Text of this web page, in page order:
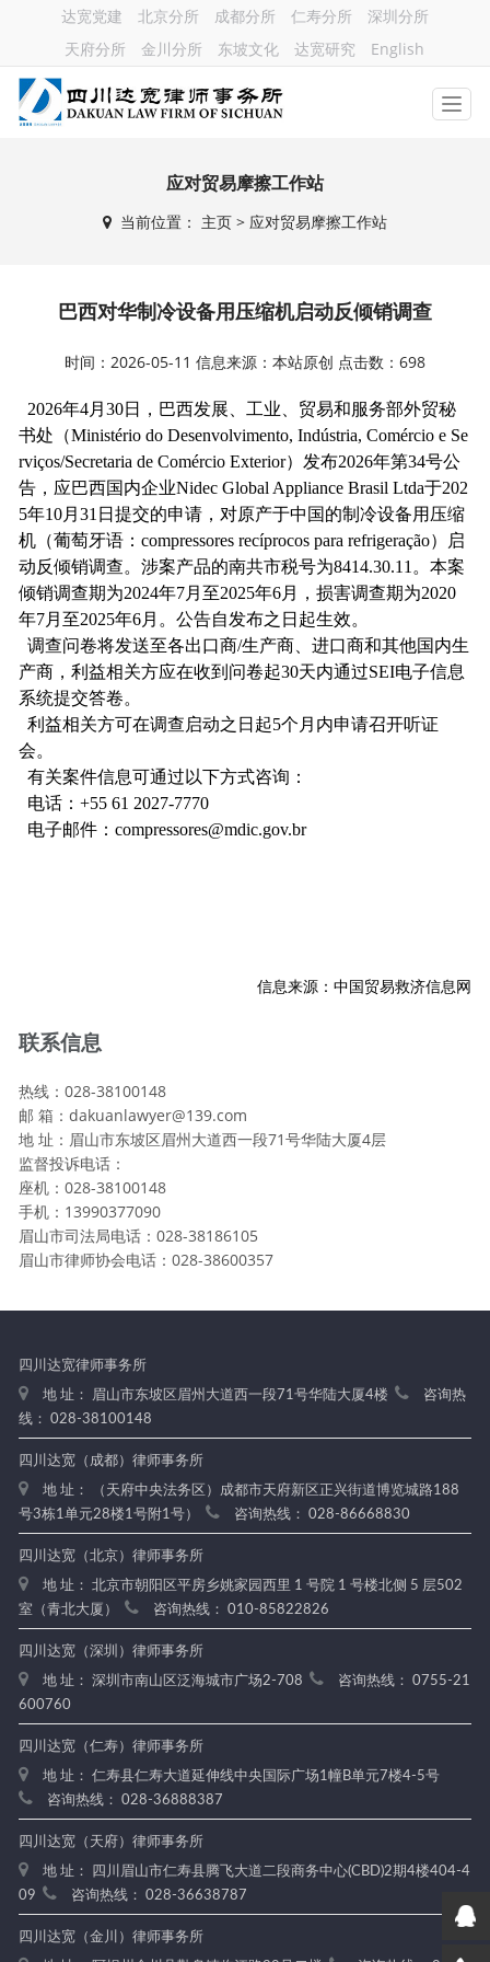
达宽党建 北京分所 成都分所 仁寿分所
深圳分所
天府分所
金川分所 东坡文化 达宽研究 English
应对贸易摩擦工作站
当前位置： 主页> 应对贸易摩擦工作站
巴西对华制冷设备用压缩机启动反倾销调查
时间：2026-05-11 信息来源：本站原创 点击数：698
2026年4月30日，巴西发展、工业、贸易和服务部外贸秘
书处（Ministério do Desenvolvimento, Indústria, Comércio e Se
rviços/Secretaria de Comércio Exterior）发布2026年第34号公
告，应巴西国内企业Nidec Global Appliance Brasil Ltda于202
5年10月31 日提交的申请，对原产于中国的制冷设备用压缩
机（葡萄牙语：compressores recíprocos para refrigeração）启
动反倾销调查。涉案产品的南共市税号为8414.30.11 。本案
倾销调查期为2024年7月至2025年6月，损害调查期为2020
年7月至2025年6月。公告自发布之日起生效。
调查问卷将发送至各出口商/生产商、进口商和其他国内生
产商，利益相关方应在收到问卷起30天内通过SEI电子信息
系统提交答卷。
利益相关方可在调查启动之日起5个月内申请召开听证
会。
有关案件信息可通过以下方式咨询：
电话：+55 61 2027-7770
电子邮件：compressores@mdic.gov.br
信息来源：中国贸易救济信息网
联系信息
热线：028-38100148
邮 箱：dakuanlawyer@139.com
地 址：眉山市东坡区眉州大道西一段71号华陆大厦4层
监督投诉电话：
座机：028-38100148
手机：13990377090
眉山市司法局电话：028-38186105
眉山市律师协会电话：028-38600357
四川达宽律师事务所
地 址： 眉山市东坡区眉州大道西一段71号华陆大厦4楼
咨询热
线： 028-38100148
四川达宽（成都）律师事务所
地 址： （天府中央法务区）成都市天府新区正兴街道博览城路188
号3栋1单元28楼1号附1号）
咨询热线： 028-86668830
四川达宽（北京）律师事务所
地 址： 北京市朝阳区平房乡姚家园西里 1 号院 1 号楼北侧 5 层502
室（青北大厦）
咨询热线： 010-85822826
四川达宽（深圳）律师事务所
地 址： 深圳市南山区泛海城市广场2-708
咨询热线： 0755-21
600760
四川达宽（仁寿）律师事务所
地 址： 仁寿县仁寿大道延伸线中央国际广场1幢B单元7楼4-5号
咨询热线： 028-36888387
四川达宽（天府）律师事务所
地 址： 四川眉山市仁寿县腾飞大道二段商务中心(CBD)2期4楼404-4
09
咨询热线： 028-36638787
四川达宽（金川）律师事务所